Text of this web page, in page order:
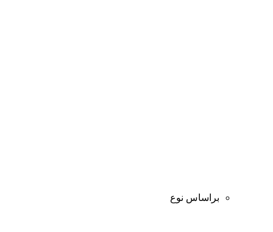
براساس نوع